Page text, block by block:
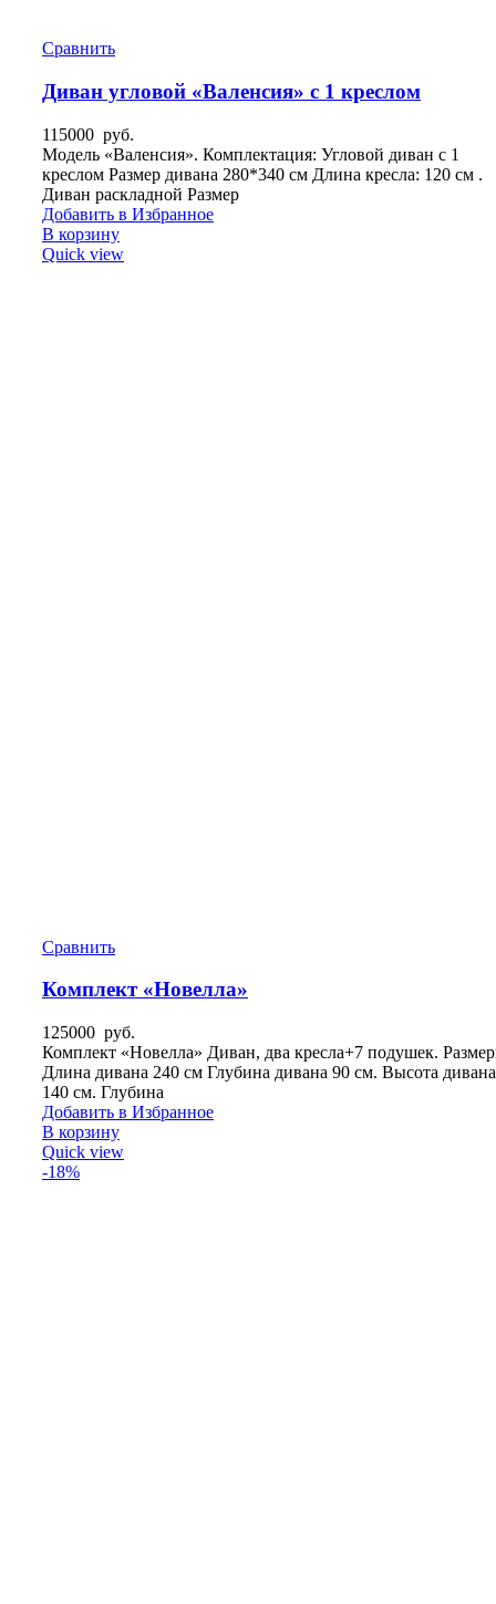
Сравнить
Диван угловой «Валенсия» с 1 креслом
115000 руб.
Модель «Валенсия». Комплектация: Угловой диван с 1
креслом Размер дивана 280*340 см Длина кресла: 120 см .
Диван раскладной Размер
Добавить в Избранное
В корзину
Quick view
Сравнить
Комплект «Новелла»
125000 руб.
Комплект «Новелла» Диван, два кресла+7 подушек.
Длина дивана 240 см Глубина дивана 90 см. Высота дивана
140 см. Глубина
Добавить в Избранное
В корзину
Quick view
-18%